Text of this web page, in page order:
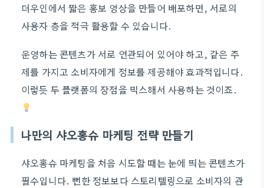
더우인에서 짧은 홍보 영상을 만들어 배포하면, 서로의
사용자 층을 적극 활용할 수 있습니다.
운영하는 콘텐츠가 서로 연관되어 있어야 하고, 같은 주
제를 가지고 소비자에게 정보를 제공해야 효과적입니다.
이렇듯 두 플랫폼의 장점을 믹스해서 사용하는 것이죠.
나만의 샤오홍슈 마케팅 전략 만들기
샤오홍슈 마케팅을 처음 시도할 때는 눈에 띄는 콘텐츠가
필수입니다. 뻔한 정보보다 스토리텔링으로 소비자의 관